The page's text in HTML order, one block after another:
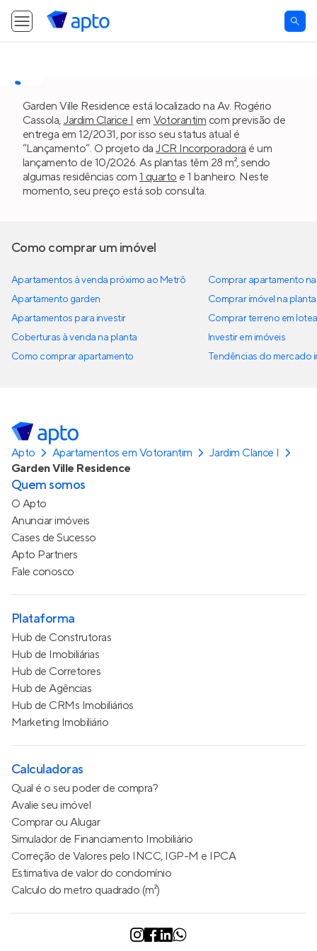
Garden Ville Residence está localizado na Av. Rogério
Cassola, Jardim Clarice I em Votorantim com previsão de
entrega em 12/2031, por isso seu status atual é
“Lançamento”. O projeto daJCR Incorporadora é um
lançamento de 10/2026. As plantas têm 28 m², sendo
algumas residências com 1 quarto e 1 banheiro. Neste
momento, seu preço está sob consulta.
Como comprar um imóvel
Apartamentos à venda próximo ao Metrô
Apartamento garden
Apartamentos para investir
Coberturas à venda na planta
Como comprar apartamento
Comprar apartamento
Comprar imóvel na planta
Comprar terreno em
Investir em imóveis
Tendências do mercado
Apto Apartamentos em Votorantim
Jardim Clarice I
Garden Ville Residence
Quem somos
O Apto
Anunciar imóveis
Cases de Sucesso
Apto Partners
Fale conosco
Plataforma
Hub de Construtoras
Hub de Imobiliárias
Hub de Corretores
Hub de Agências
Hub de CRMs Imobiliários
Marketing Imobiliário
Calculadoras
Qual é o seu poder de compra?
Avalie seu imóvel
Comprar ou Alugar
Simulador de Financiamento Imobiliário
Correção de Valores pelo INCC, IGP-M e IPCA
Estimativa de valor do condomínio
Calculo do metro quadrado (m²)